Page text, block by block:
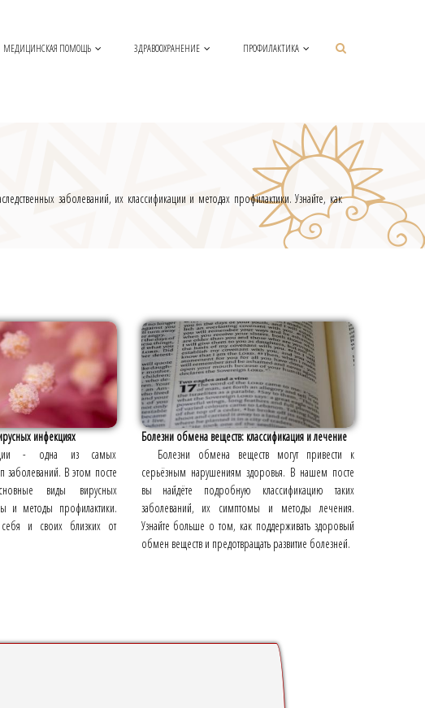
МЕДИЦИНСКАЯ ПОМОЩЬ ЗДРАВООХРАНЕНИЕ ПРОФИЛАКТИКА
заболеваний, их классификации и методах профилактики. Узнайте, как
инфекциях
- одна из самых
заболеваний. В этом посте
виды вирусных
и методы профилактики.
себя и своих близких от
Болезни обмена веществ: классификация и лечение
Болезни обмена веществ могут привести к
серьёзным нарушениям здоровья. В нашем посте
вы найдёте подробную классификацию таких
заболеваний, их симптомы и методы лечения.
Узнайте больше о том, как поддерживать здоровый
обмен веществ и предотвращать развитие болезней.